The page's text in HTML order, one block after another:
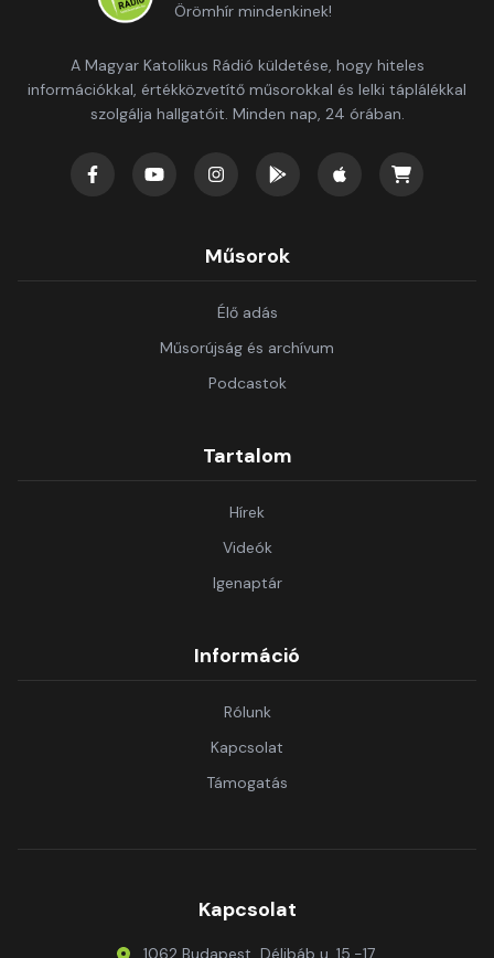
Örömhír mindenkinek!
A Magyar Katolikus Rádió küldetése, hogy hiteles
információkkal, értékközvetítő műsorokkal és lelki táplálékkal
szolgálja hallgatóit. Minden nap, 24 órában.
Műsorok
Élő adás
Műsorújság és archívum
Podcastok
Tartalom
Hírek
Videók
Igenaptár
Információ
Rólunk
Kapcsolat
Támogatás
Kapcsolat
1062 Budapest, Délibáb u. 15.-17.